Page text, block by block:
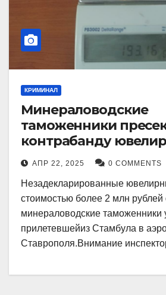
КРИМИНАЛ
Минераловодские
таможенники
контрабанду
изделий на 2 млн
АПР 22, 2025 0 COMMENTS
Незадекларированные
стоимостью более 2 млн
минераловодские таможенники
прилетевшейиз Стамбула в
Ставрополя.Внимание